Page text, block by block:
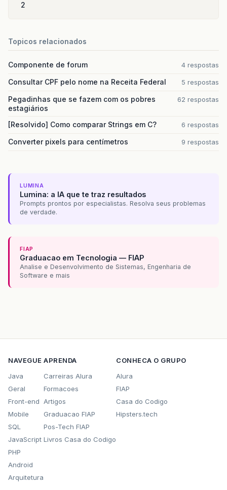
2
Topicos relacionados
Componente de forum 4 respostas
Consultar CPF pelo nome na Receita Federal 5 respostas
Pegadinhas que se fazem com os pobres
estagiários
62 respostas
[Resolvido] Como comparar Strings em C? 6 respostas
Converter pixels para centímetros 9 respostas
LUMINA
Lumina: a IA que te traz resultados
Prompts prontos por especialistas. Resolva seus problemas
de verdade.
FIAP
Graduacao em Tecnologia — FIAP
Analise e Desenvolvimento de Sistemas, Engenharia de
Software e mais
NAVEGUE
Java
Geral
Front-end
Mobile
SQL
JavaScript
PHP
Android
Arquitetura
APRENDA
Carreiras Alura
Formacoes
Artigos
Graduacao FIAP
Pos-Tech FIAP
Livros Casa do Codigo
CONHECA O GRUPO
Alura
FIAP
Casa do Codigo
Hipsters.tech